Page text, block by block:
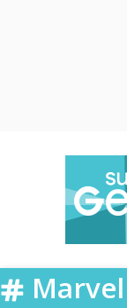
Marvel